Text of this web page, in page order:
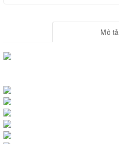
Mô tả